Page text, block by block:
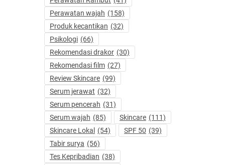
Perawatan wajah (158)
Produk kecantikan (32)
Psikologi (66)
Rekomendasi drakor (30)
Rekomendasi film (27)
Review Skincare (99)
Serum jerawat (32)
Serum pencerah (31)
Serum wajah (85) Skincare (111)
Skincare Lokal (54) SPF 50 (39)
Tabir surya (56)
Tes Kepribadian (38)